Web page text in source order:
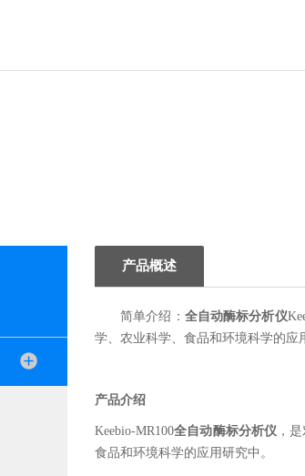
产品概述
简单介绍： 全自动酶标分析仪
学、农业科学、食品和环境科学的应
产品介绍
Keebio-MR100全自动酶标分析仪 ，
食品和环境科学的应用研究中。